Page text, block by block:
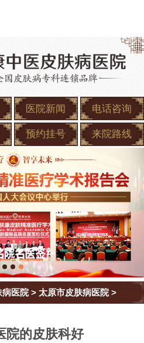
医院新闻 电话咨询
预约挂号 来院路线
病医院> 太原市皮肤病医院>
院的皮肤科好